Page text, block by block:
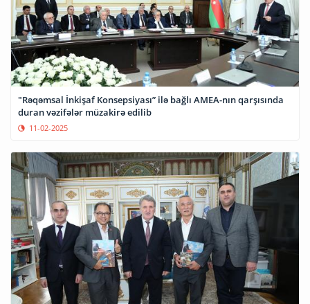
"Rəqəmsal İnkişaf Konsepsiyası” ilə bağlı AMEA-nın qarşısında
duran vəzifələr müzakirə edilib
11-02-2025